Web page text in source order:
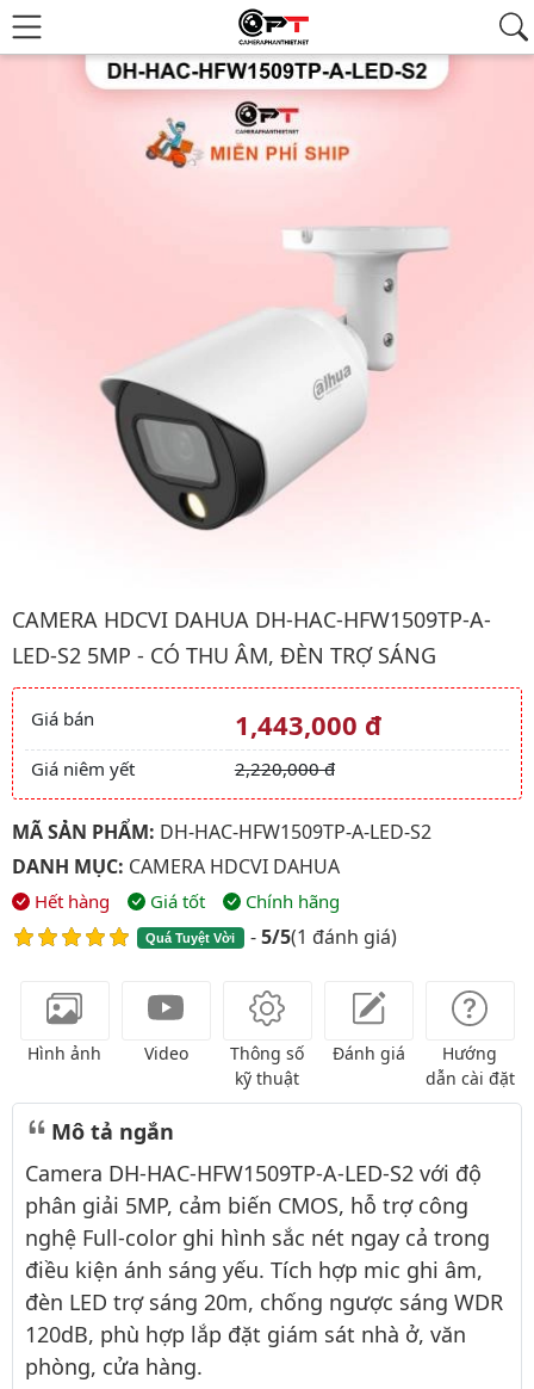
CAMERA HDCVI DAHUA DH-HAC-HFW1509TP-A-
LED-S2 5MP - CÓ THU ÂM, ĐÈN TRỢ SÁNG
Giá và khuyến mãi
Giá bán 1,443,000 đ
Giá niêm yết 2,220,000 đ
MÃ SẢN PHẨM: DH-HAC-HFW1509TP-A-LED-S2
DANH MỤC: CAMERA HDCVI DAHUA
Hết hàng Giá tốt Chính hãng
Quá Tuyệt Vời -5/5(1 đánh giá)
Hình ảnh Video
Thông số
kỹ thuật
Đánh giá
Hướng
dẫn cài đặt
Mô tả ngắn
Camera DH-HAC-HFW1509TP-A-LED-S2 với độ
phân giải 5MP, cảm biến CMOS, hỗ trợ công
nghệ Full-color ghi hình sắc nét ngay cả trong
điều kiện ánh sáng yếu. Tích hợp mic ghi âm,
đèn LED trợ sáng 20m, chống ngược sáng WDR
120dB, phù hợp lắp đặt giám sát nhà ở, văn
phòng, cửa hàng.